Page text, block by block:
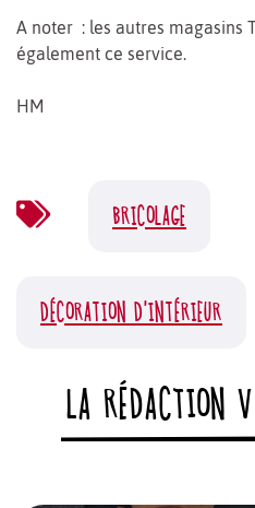
A noter : les autres magasins
également ce service.
HM
BRICOLAGE
DÉCORATION D'INTÉRIEUR
LA RÉDACTION